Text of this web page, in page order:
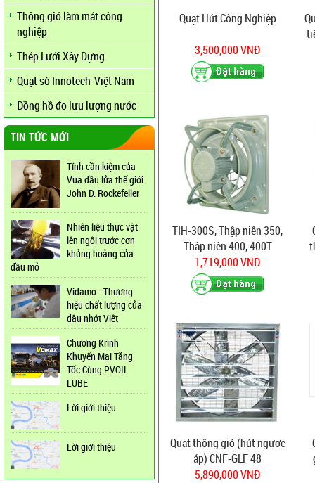
Thông gió làm mát công
nghiệp
Thép Lưới Xây Dựng
Quạt sò Innotech-Việt Nam
Đồng hồ đo lưu lượng nước
TIN TỨC MỚI
Tính cần kiệm của
Vua dầu lửa thế giới
John D. Rockefeller
Nhiên liệu thực vật
lên ngôi trước cơn
khủng hoảng của
dầu mỏ
Vidamo - Thương
hiệu chất lượng của
dầu nhớt Việt
Chương Krình
Khuyến Mại Tăng
Tốc Cùng PVOIL
LUBE
Lời giới thiệu
Lời giới thiệu
Quạt Hút Công Nghiệp
3,500,000 VNĐ
TIH-300S, Thập niên 350,
Thập niên 400, 400T
1,719,000 VNĐ
Quạt thông gió (hút ngược
áp) CNF-GLF 48
5,890,000 VNĐ